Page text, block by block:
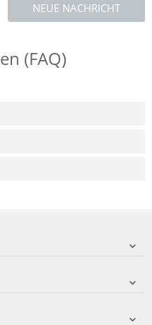
NEUE NACHRICHT
(FAQ)